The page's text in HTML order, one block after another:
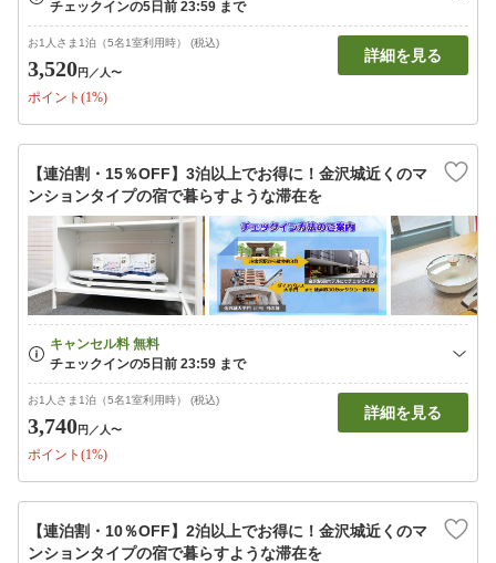
お1人さま1泊（5名1室利用時） (税込)
3,520円 ／人〜
ポイント(1%)
詳細を見る
【連泊割・15％OFF】3泊以上でお得に！金沢城近くのマ
ンションタイプの宿で暮らすような滞在を
お1人さま1泊（5名1室利用時） (税込)
3,740円 ／人〜
ポイント(1%)
詳細を見る
【連泊割・10％OFF】2泊以上でお得に！金沢城近くのマ
ンションタイプの宿で暮らすような滞在を